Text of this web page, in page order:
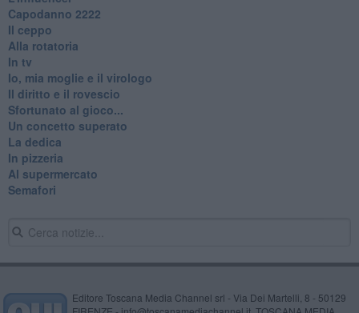
​Capodanno 2222
Il ceppo
Alla rotatoria
In tv
Io, mia moglie e il virologo
Il diritto e il rovescio
Sfortunato al gioco...
Un concetto superato
La dedica
In pizzeria
Al supermercato
Semafori
Editore Toscana Media Channel srl - Via Dei Martelli, 8 - 50129